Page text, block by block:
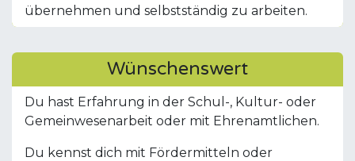
übernehmen und selbstständig zu arbeiten.
Wünschenswert
Du hast Erfahrung in der Schul-, Kultur- oder
Gemeinwesenarbeit oder mit Ehrenamtlichen.
Du kennst dich mit Fördermitteln oder